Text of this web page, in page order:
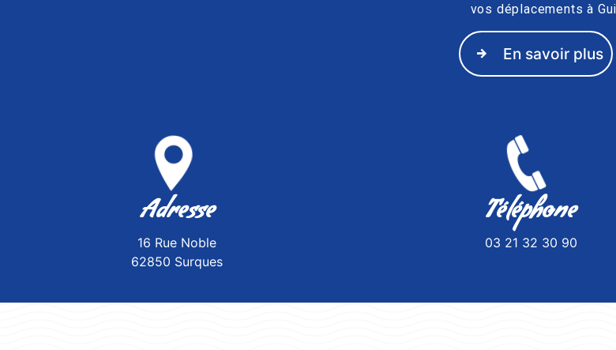
vos déplacements à
En savoir plus
Adresse
16 Rue Noble
62850 Surques
Téléphone
03 21 32 30 90